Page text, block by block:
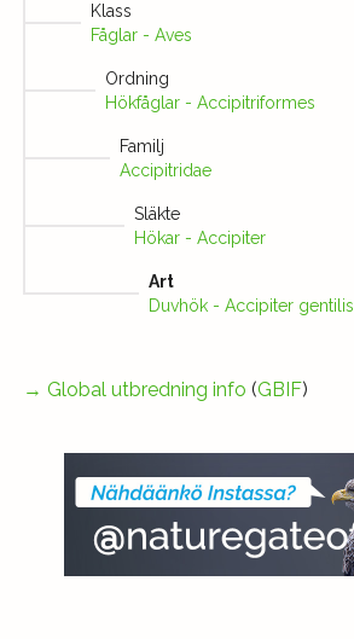
Klass
Fåglar - Aves
Ordning
Hökfåglar - Accipitriformes
Familj
Accipitridae
Släkte
Hökar - Accipiter
Art
Duvhök - Accipiter gentilis
→ Global utbredning info (GBIF)